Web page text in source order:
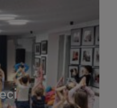
a także przyjazny
Pragniemy
najmłodszych lat.
i odkrywania